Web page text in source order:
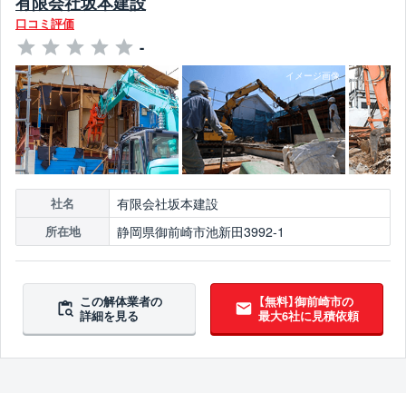
口コミ評価
-
社名 有限会社坂本建設
所在地 静岡県御前崎市池新田3992-1
この解体業者の
詳細を見る
【無料】御前崎市の
最大6社に見積依頼